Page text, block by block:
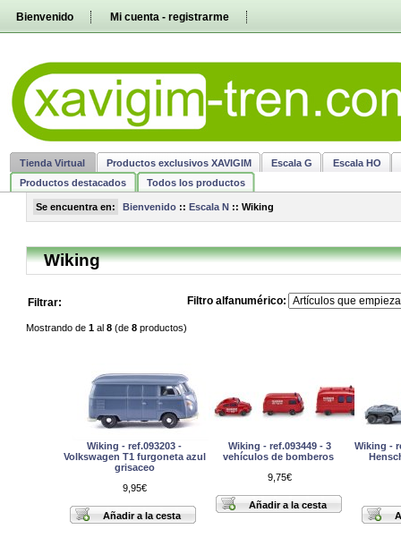
directamente
Bienvenido Mi cuenta - registrarme
Tienda Virtual Productos exclusivos XAVIGIM Escala G Escala HO
Productos destacados
Todos los productos
Se encuentra en: Bienvenido ::Escala N ::Wiking
Wiking
Filtrar: Filtro alfanumérico:
Mostrando de 1al 8(de 8productos)
Wiking - ref.093203 -
Volkswagen T1 furgoneta azul
grisaceo
9,95€
Wiking - ref.093449 - 3
vehículos de bomberos
9,75€
Wiking -